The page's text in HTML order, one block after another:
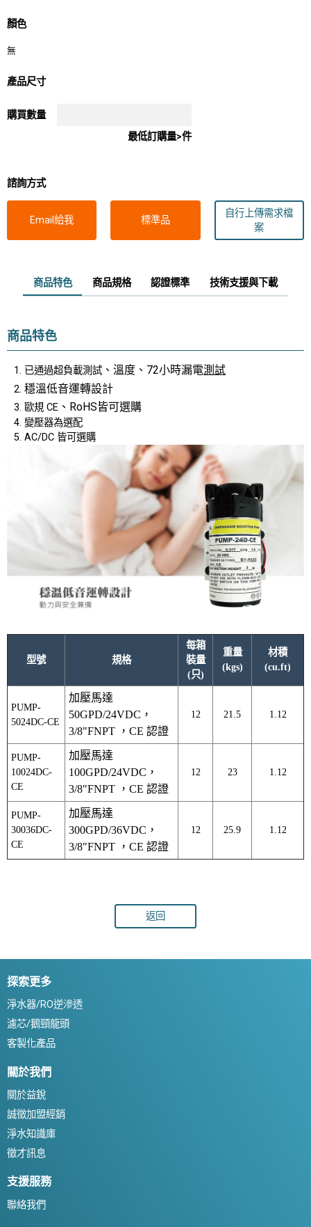
顏色
無
產品尺寸
購買數量
最低訂購量>件
諮詢方式
Email給我 標準品
自行上傳需求檔
案
商品特色 商品規格 認證標準 技術支援與下載
商品特色
已通過超負載測試 、溫度、72小時漏電測試
穩溫低音運轉設計
歐規 CE 、RoHS皆可選購
變壓器為選配
AC/DC 皆可選購
型號 規格
每箱
裝量
(只)
重量
(kgs)
材積
(cu.ft)
PUMP-
5024DC-CE
加壓馬達
50GPD/24VDC，
3/8"FNPT ，CE 認證
12 21.5 1.12
PUMP-
10024DC-
CE
加壓馬達
100GPD/24VDC，
3/8"FNPT ，CE 認證
12 23 1.12
PUMP-
30036DC-
CE
加壓馬達
300GPD/36VDC，
3/8"FNPT ，CE 認證
12 25.9 1.12
返回
探索更多
淨水器/RO逆滲透
濾芯/鵝頸龍頭
客製化產品
關於我們
關於益銳
誠徵加盟經銷
淨水知識庫
徵才訊息
支援服務
聯絡我們